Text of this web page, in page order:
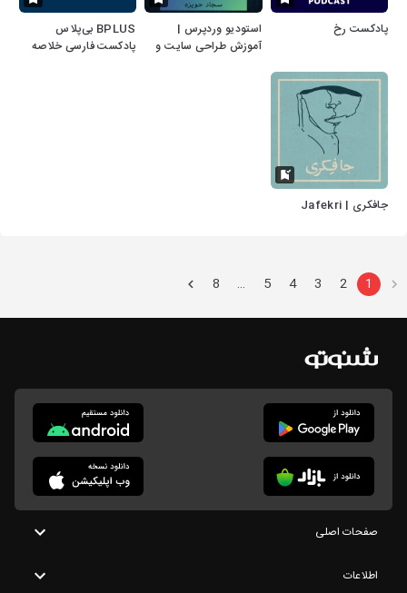
پادکست رخ
استودیو وردپرس |
آموزش طراحی سایت و
‌BPLUS بی‌پلاس
پادکست فارسی خلاصه
جافکری | Jafekri
1
2
3
4
5
…
8
صفحات اصلی
اطلاعات